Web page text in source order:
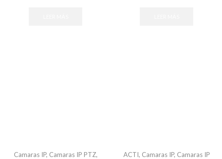
Camaras IP, Camaras IP PTZ,
ACTI, Camaras IP, Camaras IP